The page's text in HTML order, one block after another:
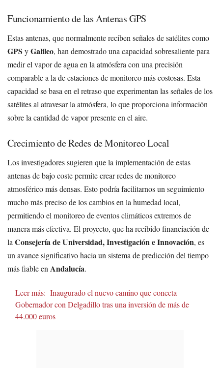
Funcionamiento de las Antenas GPS
Estas antenas, que normalmente reciben señales de satélites como
GPS yGalileo, han demostrado una capacidad sobresaliente para
medir el vapor de agua en la atmósfera con una precisión
comparable a la de estaciones de monitoreo más costosas. Esta
capacidad se basa en el retraso que experimentan las señales de los
satélites al atravesar la atmósfera, lo que proporciona información
sobre la cantidad de vapor presente en el aire.
Crecimiento de Redes de Monitoreo Local
Los investigadores sugieren que la implementación de estas
antenas de bajo coste permite crear redes de monitoreo
atmosférico más densas. Esto podría facilitarnos un seguimiento
mucho más preciso de los cambios en la humedad local,
permitiendo el monitoreo de eventos climáticos extremos de
manera más efectiva. El proyecto, que ha recibido financiación de
la Consejería de Universidad, Investigación e Innovación, es
un avance significativo hacia un sistema de predicción del tiempo
más fiable en Andalucía.
Leer más: Inaugurado el nuevo camino que conecta
Gobernador con Delgadillo tras una inversión de más de
44.000 euros